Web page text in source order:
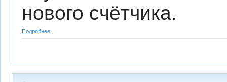
нового счётчика.
Подробнее